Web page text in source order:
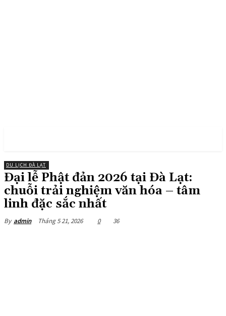
DU LỊCH ĐÀ LẠT
Đại lễ Phật đản 2026 tại Đà Lạt:
chuỗi trải nghiệm văn hóa – tâm
linh đặc sắc nhất
By admin Tháng 5 21, 2026 0 36